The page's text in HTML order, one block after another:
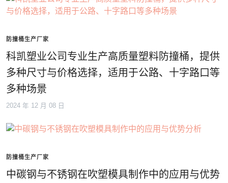
防撞桶生产厂家
科凯塑业公司专业生产高质量塑料防撞桶，提供
多种尺寸与价格选择，适用于公路、十字路口等
多种场景
2024 年 12 月 08 日
防撞桶生产厂家
中碳钢与不锈钢在吹塑模具制作中的应用与优势